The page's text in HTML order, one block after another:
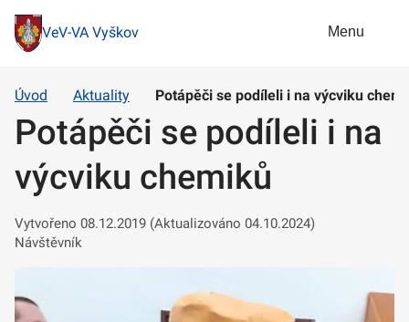
VeV-VA Vyškov Menu
Úvod Aktuality Potápěči se podíleli i na výcviku
Potápěči se podíleli i na
výcviku chemiků
Vytvořeno 08.12.2019 (Aktualizováno 04.10.2024)
Návštěvník